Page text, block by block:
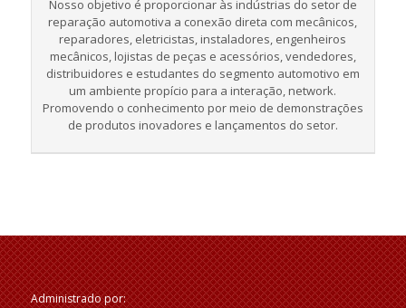
Nosso objetivo é proporcionar às indústrias do setor de
reparação automotiva a conexão direta com mecânicos,
reparadores, eletricistas, instaladores, engenheiros
mecânicos, lojistas de peças e acessórios, vendedores,
distribuidores e estudantes do segmento automotivo em
um ambiente propício para a interação, network.
Promovendo o conhecimento por meio de demonstrações
de produtos inovadores e lançamentos do setor.
Administrado por: